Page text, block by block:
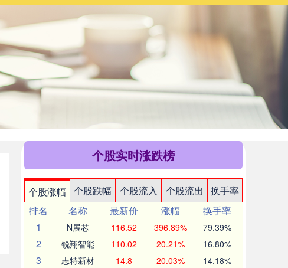
个股实时涨跌榜
个股涨幅 个股跌幅 个股流入 个股流出
换手率
排名
名称 最新价 涨幅
换手率
1
N展芯 116.52 396.89% 79.39%
2 锐翔智能 110.02 20.21% 16.80%
3 志特新材 14.8 20.03% 14.18%